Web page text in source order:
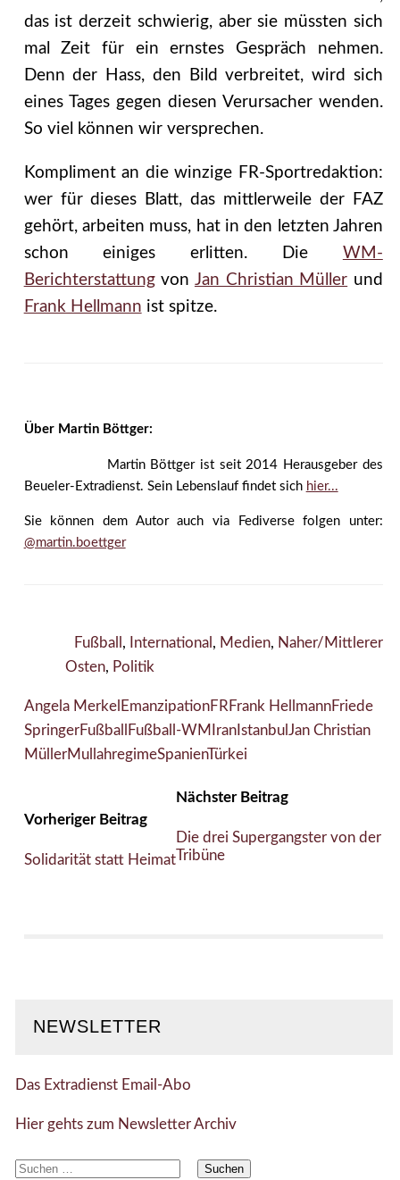
das ist derzeit schwierig, aber sie müssten sich
mal Zeit für ein ernstes Gespräch nehmen.
Denn der Hass, den Bild verbreitet, wird sich
eines Tages gegen diesen Verursacher wenden.
So viel können wir versprechen.
Kompliment an die winzige FR-Sportredaktion:
wer für dieses Blatt, das mittlerweile der FAZ
gehört, arbeiten muss, hat in den letzten Jahren
schon einiges erlitten. Die WM-
Berichterstattungvon Jan Christian Müller und
Frank Hellmann ist spitze.
Über Martin Böttger:
Martin Böttger ist seit 2014 Herausgeber des
Beueler-Extradienst. Sein Lebenslauf findet sich hier...
Sie können dem Autor auch via Fediverse folgen unter:
@martin.boettger
Fußball , International , Medien, Naher/Mittlerer
Osten, Politik
Angela Merkel EmanzipationFR Frank HellmannFriede
SpringerFußball Fußball-WM IranIstanbul Jan Christian
MüllerMullahregimeSpanienTürkei
Vorheriger Beitrag
Solidarität statt Heimat
Nächster Beitrag
Die drei Supergangster von der
Tribüne
NEWSLETTER
Das Extradienst Email-Abo
Hier gehts zum Newsletter Archiv
Suchen